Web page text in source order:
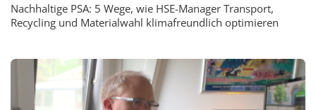
Nachhaltige PSA: 5 Wege, wie HSE-Manager Transport,
Recycling und Materialwahl klimafreundlich optimieren